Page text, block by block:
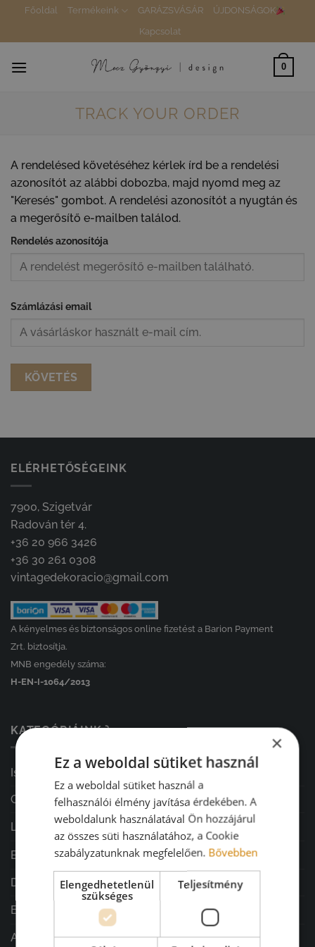
content
Főoldal Termékeink GARÁZSVÁSÁR
ÚJDONSÁGOK
Kapcsolat
0
TRACK YOUR ORDER
A rendelésed követéséhez kérlek írd be a rendelési
azonosítót az alábbi dobozba, majd nyomd meg az
"Keresés" gombot. A rendelési azonosítót a nyugtán és
a megerősítő e-mailben találod.
Rendelés azonosítója
Számlázási email
KÖVETÉS
ELÉRHETŐSÉGEINK
7900, Szigetvár
Radován tér 4.
+36 20 966 3426
+36 30 261 0308
vintagedekoracio@gmail.com
A kényelmes és biztonságos online fizetést a Barion Payment
Zrt. biztosítja.
MNB engedély száma:
H-EN-I-1064/2013
KATEGÓRIÁINK ⤵
Iskolakezdés
GARÁZSVÁSÁR
Lakásdekoráció
Ballagás
Diplomaosztó ajándékok
Esküvő
Ajándékok minden alkalomra
×
Ez a weboldal sütiket használ
Ez a weboldal sütiket használ a
felhasználói élmény javítása érdekében. A
weboldalunk használatával Ön hozzájárul
az összes süti használatához, a Cookie
szabályzatunknak megfelelően. Bővebben
Elengedhetetlenül
szükséges
Teljesítmény